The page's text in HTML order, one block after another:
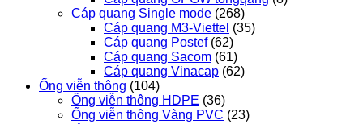
Cáp quang Single mode (268)
Cáp quang M3-Viettel (35)
Cáp quang Postef (62)
Cáp quang Sacom (61)
Cáp quang Vinacap (62)
Ống viễn thông (104)
Ống viễn thông HDPE (36)
Ống viễn thông Vàng PVC (23)